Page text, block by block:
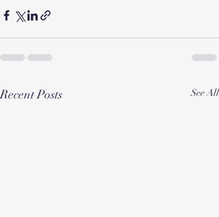
Recent Posts See All